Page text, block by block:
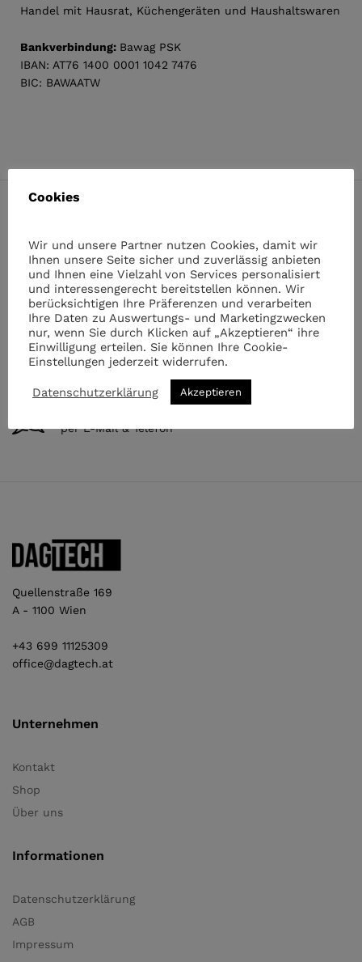
Handel mit Hausrat, Küchengeräten und Haushaltswaren
Bankverbindung: Bawag PSK
IBAN: AT76 1400 0001 1042 7476
BIC: BAWAATW
Für Ihren Einkauf ab €149.-
Beratung
von Profis
Sicheres bezahlen
100% sicher mit SSL bezahlen
per E-Mail & Telefon
Quellenstraße 169
A - 1100 Wien
+43 699 11125309
office@dagtech.at
Unternehmen
Kontakt
Shop
Über uns
Informationen
Datenschutzerklärung
AGB
Impressum
Cookies
Wir und unsere Partner nutzen Cookies, damit wir
Ihnen unsere Seite sicher und zuverlässig anbieten
und Ihnen eine Vielzahl von Services personalisiert
und interessengerecht bereitstellen können. Wir
berücksichtigen Ihre Präferenzen und verarbeiten
Ihre Daten zu Auswertungs- und Marketingzwecken
nur, wenn Sie durch Klicken auf „Akzeptieren“ ihre
Einwilligung erteilen. Sie können Ihre Cookie-
Einstellungen jederzeit widerrufen.
Datenschutzerklärung Akzeptieren